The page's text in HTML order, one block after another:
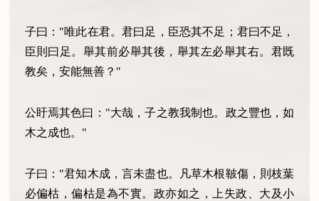
子曰："唯此在君。君曰足，臣恐其不足；君曰不足，
臣則曰足。舉其前必舉其後，舉其左必舉其右。君既
教矣，安能無善？"
公盱焉其色曰："大哉，子之教我制也。政之豐也，如
木之成也。"
子曰："君知木成，言未盡也。凡草木根鞁傷，則枝葉
必偏枯，偏枯是為不實。政亦如之，上失政、大及小